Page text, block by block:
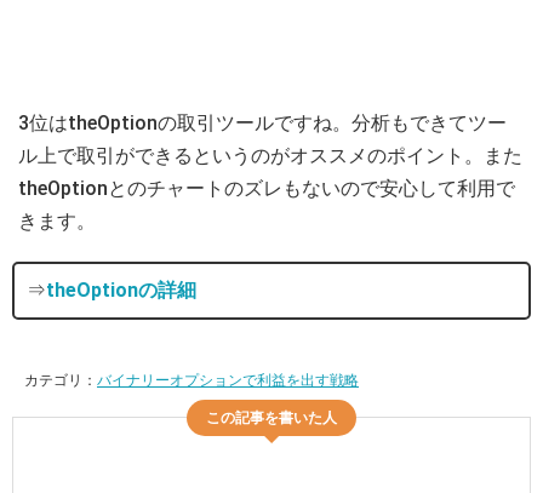
3位はtheOptionの取引ツールですね。分析もできてツー
ル上で取引ができるというのがオススメのポイント。また
theOptionとのチャートのズレもないので安心して利用で
きます。
⇒theOptionの詳細
カテゴリ： バイナリーオプションで利益を出す戦略
この記事を書いた人